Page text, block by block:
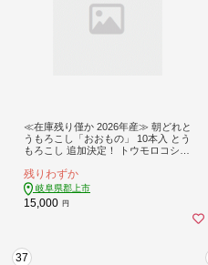
≪在庫残り僅か 2026年産≫ 朝どれと
うもろこし「おおもの」 10本入 とう
もろこし 追加決定！ トウモロコシ
野菜 やさい 旬 夏 BBQ 焼肉 おおもの
甘い とうもろこし トウモロコシ 大
粒 野菜 糖度 高糖度 あまい とうもろ
こし 人気 数量限定 トウモロコシ 高
残りわずか
岐阜県郡上市
15,000 円
37